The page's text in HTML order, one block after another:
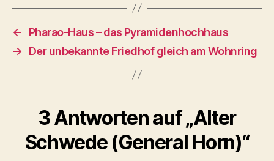
←
Pharao-Haus – das Pyramidenhochhaus
→
Der unbekannte Friedhof gleich am Wohnring
3 Antworten auf „Alter
Schwede (General Horn)“